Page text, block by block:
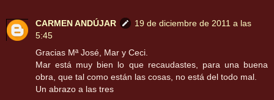
CARMEN ANDÚJAR
19 de diciembre de 2011 a las
5:45
Gracias Mª José, Mar y Ceci.
Mar está muy bien lo que recaudastes, para una buena
obra, que tal como están las cosas, no está del todo mal.
Un abrazo a las tres